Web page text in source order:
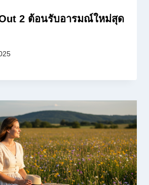
2 ต้อนรับอารมณ์ใหม่สุด